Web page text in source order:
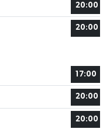
20:00
20:00
17:00
20:00
20:00